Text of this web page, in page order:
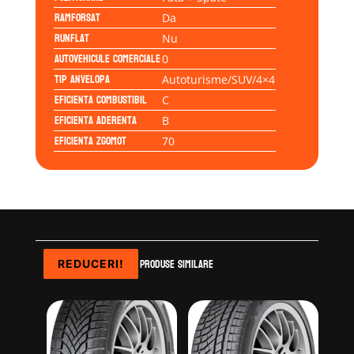
Ramforsat Da
Runflat Nu
Autovehicule comerciale0
Tip anvelopa Autoturisme/SUV/4×4
Eficienta Combustibil C
Eficienta Aderenta B
Eficienta Zgomot 70
Produse similare
REDUCERI!
REDUCERI!
REDUCERI!
REDUCERI!